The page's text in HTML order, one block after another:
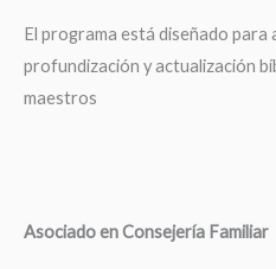
El programa está diseñado para
profundización y actualización
maestros
Asociado en Consejería Familiar